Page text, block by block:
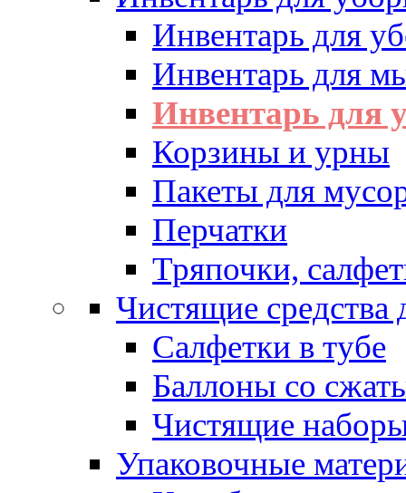
Инвентарь для
Инвентарь для
Инвентарь для
Корзины и урны
Пакеты для
Перчатки
Тряпочки,
Чистящие средства
Салфетки в тубе
Баллоны со
Чистящие
Упаковочные